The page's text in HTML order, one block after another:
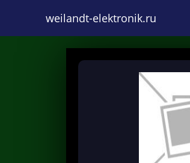
weilandt-elektronik.ru